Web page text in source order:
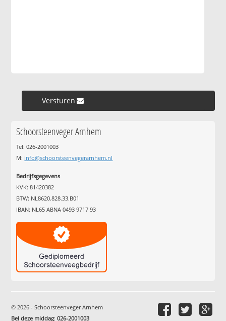
Versturen »
Schoorsteenveger Arnhem
Tel: 026-2001003
M: info@schoorsteenvegerarnhem.nl
Bedrijfsgegevens
KVK: 81420382
BTW: NL8620.828.33.B01
IBAN: NL65 ABNA 0493 9717 93
© 2026 - Schoorsteenveger Arnhem
Bel deze middag:026-2001003